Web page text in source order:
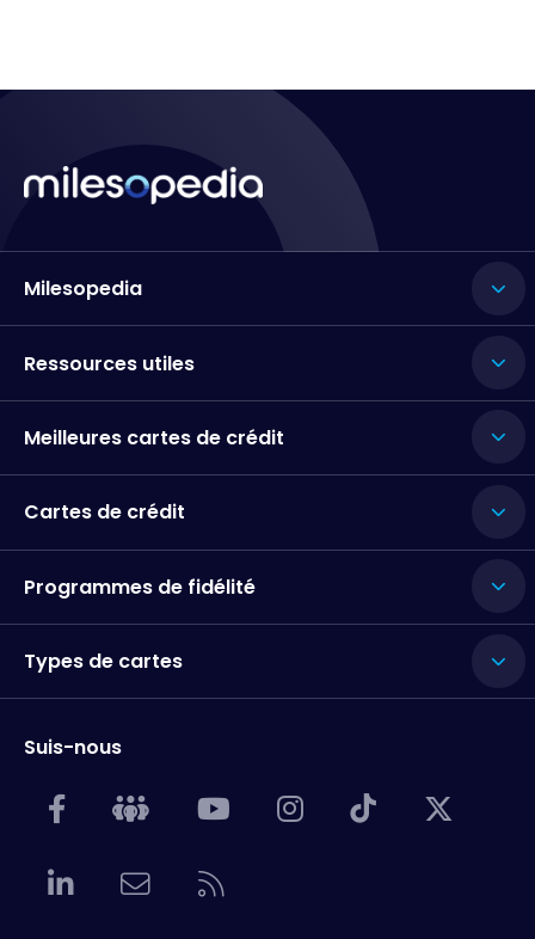
Milesopedia
Ressources utiles
Meilleures cartes de crédit
Cartes de crédit
Programmes de fidélité
Types de cartes
Suis-nous